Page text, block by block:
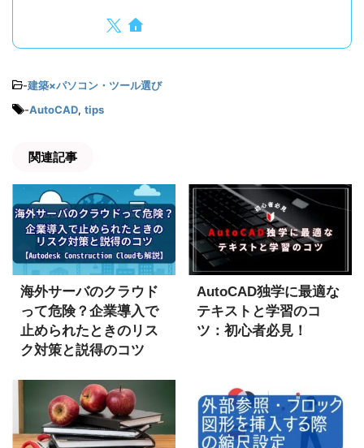
-建築×パソコン・ツール選び
-AutoCAD, tips
関連記事
海外サーバのクラウド
って危険？企業導入で
止められたときのリス
ク対策と説得のコツ
Construction Cloudも
解説】
AutoCAD独学に最適な
テキストと学習のコ
ツ：初心者必見！